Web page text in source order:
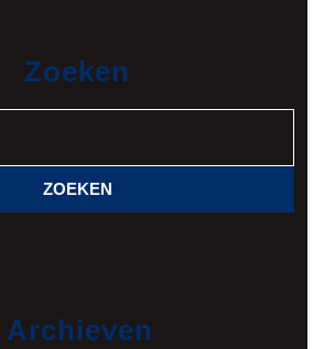
Zoeken
Archieven